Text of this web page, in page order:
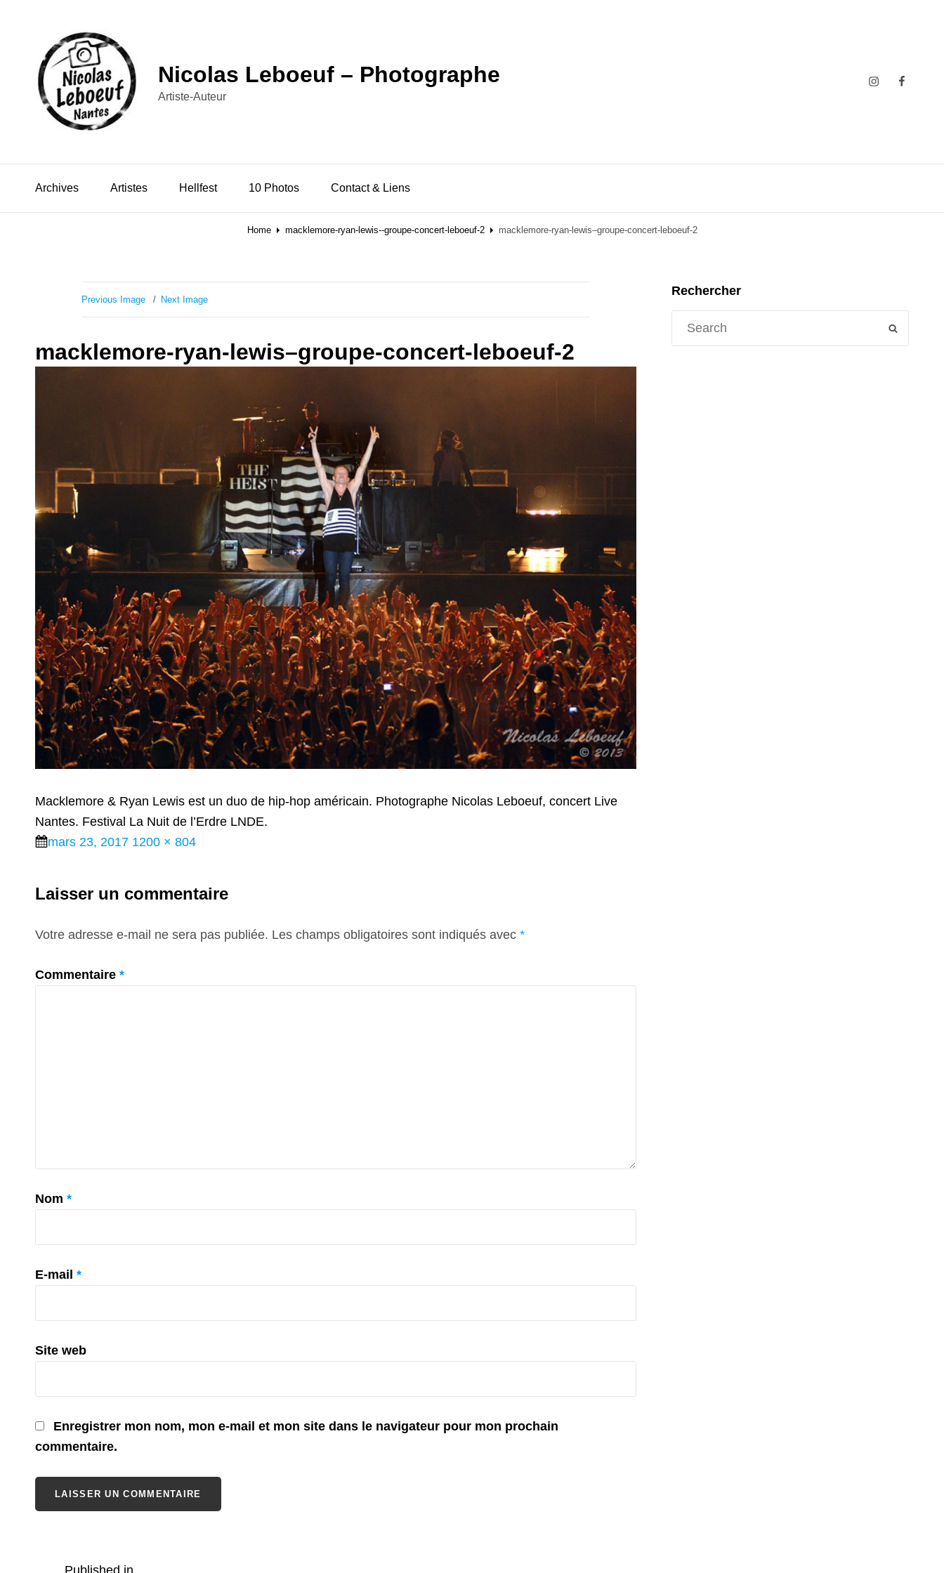
Nicolas Leboeuf – Photographe
Artiste-Auteur
Insta
Archives Artistes Hellfest 10 Photos Contact & Liens
Home macklemore-ryan-lewis--groupe-concert-leboeuf-2 macklemore-ryan-lewis–groupe-concert-leboeuf-2
Previous Image Next Image
macklemore-ryan-lewis–groupe-concert-leboeuf-2
Macklemore & Ryan Lewis est un duo de hip-hop américain. Photographe Nicolas Leboeuf, concert Live
Nantes. Festival La Nuit de l’Erdre LNDE.
Posted
mars 23, 2017 Full
1200 × 804
Laisser un commentaire
Votre adresse e-mail ne sera pas publiée. Les champs obligatoires sont indiqués avec *
Commentaire *
Nom *
E-mail *
Site web
Enregistrer mon nom, mon e-mail et mon site dans le navigateur pour mon prochain
commentaire.
Published in
Rechercher